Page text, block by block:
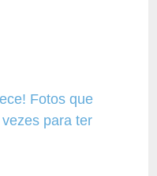
Fotos que
para ter